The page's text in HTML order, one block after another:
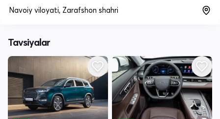
Navoiy viloyati, Zarafshon shahri
Tavsiyalar